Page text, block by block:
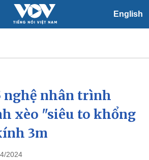
English
Xã hội
Tin 24h
Dự báo thời tiết
Giáo dục
nghệ nhân trình
xèo "siêu to khổng
3m
2024